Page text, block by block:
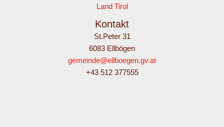
Land Tirol
Kontakt
St.Peter 31
6083 Ellbögen
gemeinde@ellboegen.gv.at
+43 512 377555